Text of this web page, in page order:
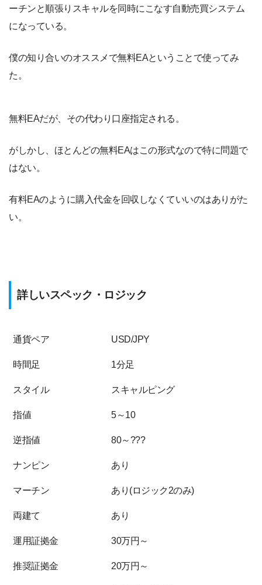
ーチンと順張りスキャルを同時にこなす自動売買システム
になっている。
僕の知り合いのオススメで無料EAということで使ってみ
た。
無料EAだが、その代わり口座指定される。
がしかし、ほとんどの無料EAはこの形式なので特に問題で
はない。
有料EAのように購入代金を回収しなくていいのはありがた
い。
詳しいスペック・ロジック
通貨ペア USD/JPY
時間足 1分足
スタイル スキャルピング
指値 5～10
逆指値 80～???
ナンピン あり
マーチン あり(ロジック2のみ)
両建て あり
運用証拠金 30万円～
推奨証拠金 20万円～